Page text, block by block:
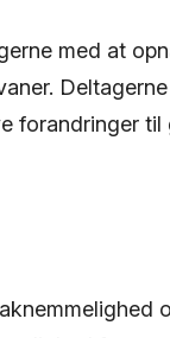
med at
forandringer